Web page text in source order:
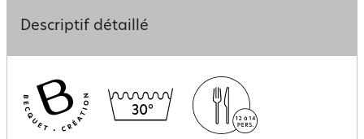
Descriptif détaillé